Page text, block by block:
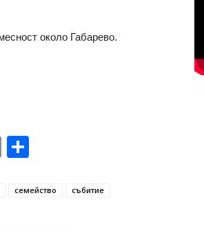
около Габарево.
Email
семейство
събитие